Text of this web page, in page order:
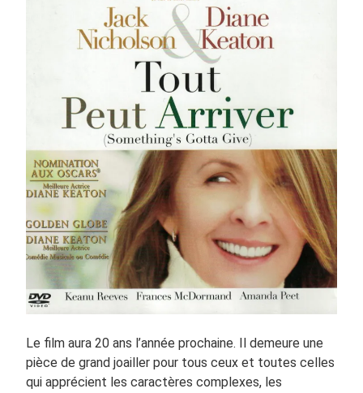
Le film aura 20 ans l’année prochaine. Il demeure une
pièce de grand joailler pour tous ceux et toutes celles
qui apprécient les caractères complexes, les